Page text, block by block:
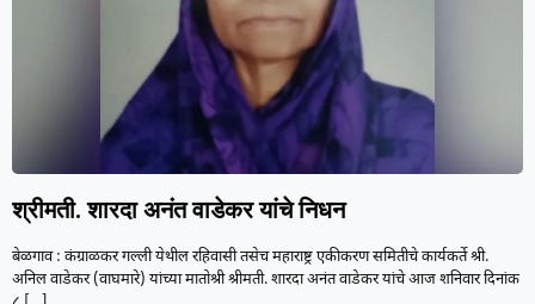
श्रीमती. शारदा अनंत वाडेकर यांचे निधन
बेळगाव : कंग्राळकर गल्ली येथील रहिवासी तसेच महाराष्ट्र एकीकरण समितीचे कार्यकर्ते श्री.
अनिल वाडेकर (वाघमारे) यांच्या मातोश्री श्रीमती. शारदा अनंत वाडेकर यांचे आज शनिवार दिनांक